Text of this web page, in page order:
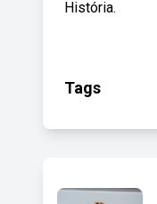
História.
Tags